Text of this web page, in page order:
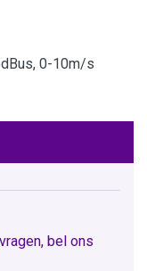
0-10m/s
bel ons